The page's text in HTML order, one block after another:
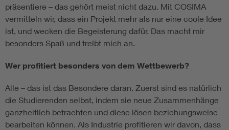
präsentiere – das gehört meist nicht dazu. Mit COSIMA
vermitteln wir, dass ein Projekt mehr als nur eine coole Idee
ist, und wecken die Begeisterung dafür. Das macht mir
besonders Spaß und treibt mich an.
Wer profitiert besonders von dem Wettbewerb?
Alle – das ist das Besondere daran. Zuerst sind es natürlich
die Studierenden selbst, indem sie neue Zusammenhänge
ganzheitlich betrachten und diese lösen beziehungsweise
bearbeiten können. Als Industrie profitieren wir davon, dass